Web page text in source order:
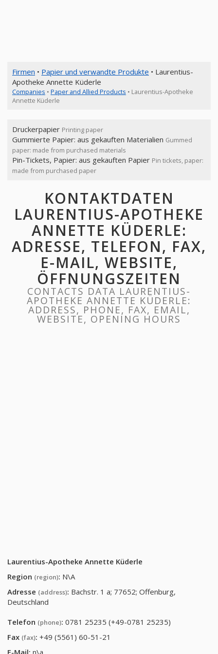
Firmen • Papier und verwandte Produkte • Laurentius-
Apotheke Annette Küderle
Companies • Paper and Allied Products • Laurentius-Apotheke
Annette Küderle
Druckerpapier Printing paper
Gummierte Papier: aus gekauften Materialien Gummed
paper: made from purchased materials
Pin-Tickets, Papier: aus gekauften Papier Pin tickets, paper:
made from purchased paper
KONTAKTDATEN
LAURENTIUS-APOTHEKE
ANNETTE KÜDERLE:
ADRESSE, TELEFON, FAX,
E-MAIL, WEBSITE,
ÖFFNUNGSZEITEN
CONTACTS DATA LAURENTIUS-
APOTHEKE ANNETTE KÜDERLE:
ADDRESS, PHONE, FAX, EMAIL,
WEBSITE, OPENING HOURS
Laurentius-Apotheke Annette Küderle
Region (region): N\A
Adresse (address): Bachstr. 1 a; 77652; Offenburg,
Deutschland
Telefon (phone): 0781 25235 (+49-0781 25235)
Fax (fax): +49 (5561) 60-51-21
E-Mail: n\a